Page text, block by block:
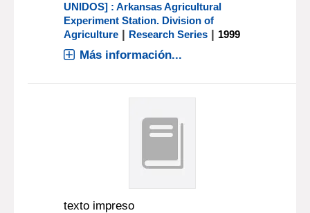
UNIDOS] : Arkansas Agricultural
Experiment Station. Division of
Agriculture | Research Series | 1999
Más información...
texto impreso